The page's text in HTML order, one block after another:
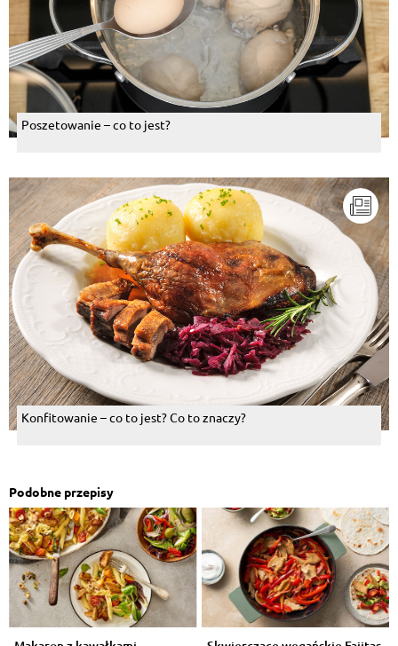
Poszetowanie – co to jest?
Konfitowanie – co to jest? Co to znaczy?
Podobne przepisy